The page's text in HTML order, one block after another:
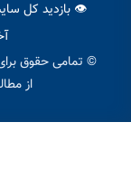
👁 بازدید کل سایت:
© تمامی حقوق برای
از مطالب